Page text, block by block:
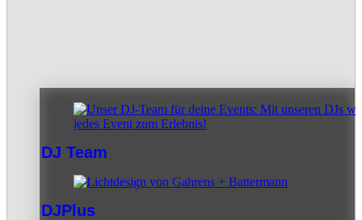
DJ Team
DJPlus